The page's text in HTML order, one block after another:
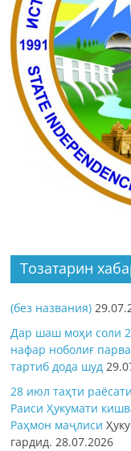
Тозатарин
(без названия)
Дар шаш моҳи соли
нафар ноболиғ
тартиб дода шуд
28 июл таҳти
Раиси Ҳукумати
Раҳмон маҷлиси
гардид.28.07.2026